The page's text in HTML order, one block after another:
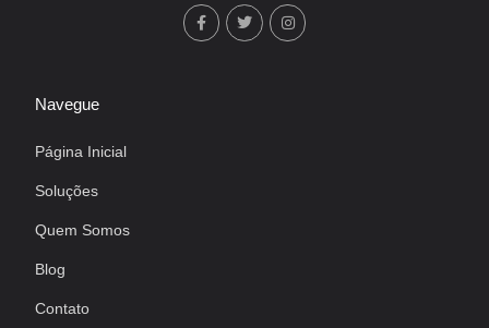
Navegue
Página Inicial
Soluções
Quem Somos
Blog
Contato